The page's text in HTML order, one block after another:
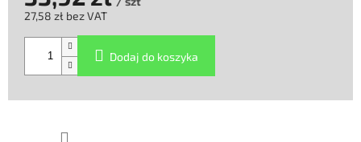
27,58 zł bez VAT
jednostkowa:
Dodaj do koszyka